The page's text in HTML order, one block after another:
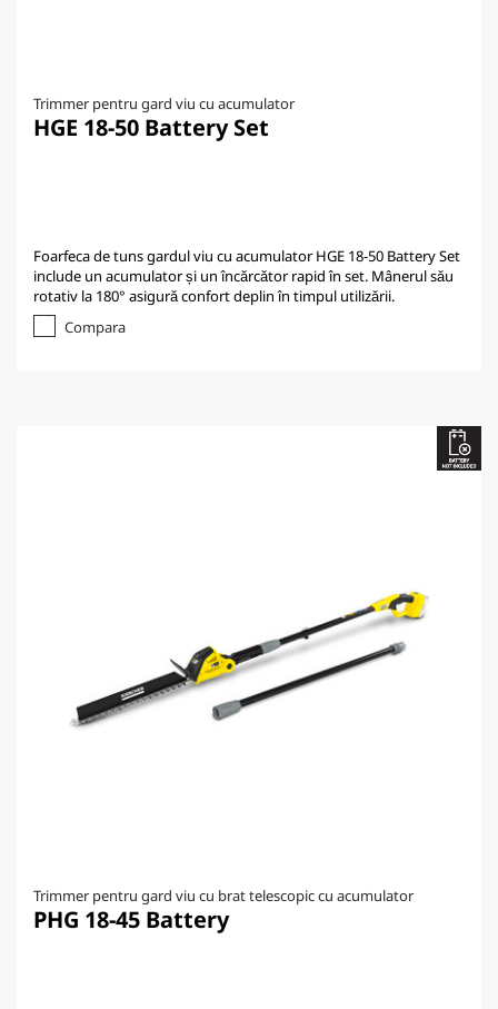
Trimmer pentru gard viu cu acumulator
HGE 18-50 Battery Set
Foarfeca de tuns gardul viu cu acumulator HGE 18-50 Battery Set
include un acumulator și un încărcător rapid în set. Mânerul său
rotativ la 180° asigură confort deplin în timpul utilizării.
Compara
Trimmer pentru gard viu cu brat telescopic cu acumulator
PHG 18-45 Battery